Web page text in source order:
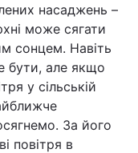
насаджень –
може сягати
сонцем. Навіть
бути, але якщо
у сільській
За його
повітря в